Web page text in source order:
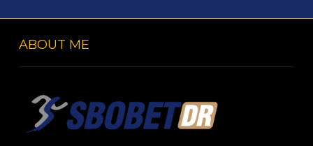
ABOUT ME